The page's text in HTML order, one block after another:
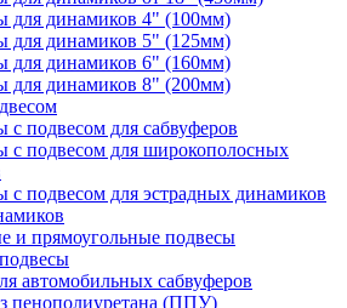
для динамиков 4" (100мм)
для динамиков 5" (125мм)
для динамиков 6" (160мм)
для динамиков 8" (200мм)
подвесом для сабвуферов
с подвесом для широкополосных
с подвесом для эстрадных динамиков
и прямоугольные подвесы
автомобильных сабвуферов
пенополиуретана (ППУ)